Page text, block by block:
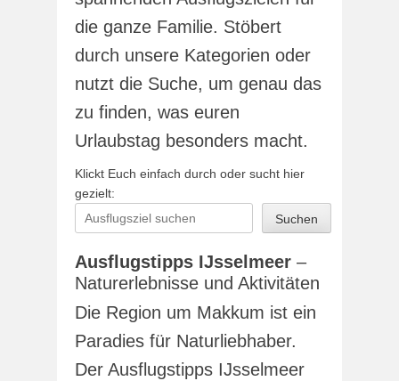
die ganze Familie. Stöbert
durch unsere Kategorien oder
nutzt die Suche, um genau das
zu finden, was euren
Urlaubstag besonders macht.
Klickt Euch einfach durch oder sucht hier
gezielt:
Suchen
Ausflugstipps IJsselmeer –
Naturerlebnisse und Aktivitäten
Die Region um Makkum ist ein
Paradies für Naturliebhaber.
Der Ausflugstipps IJsselmeer